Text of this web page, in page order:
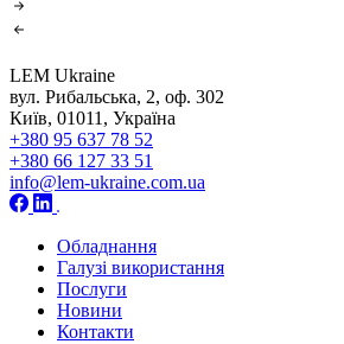
LEM Ukraine
вул. Рибальська, 2, оф. 302
Київ, 01011, Україна
+380 95 637 78 52
+380 66 127 33 51
info@lem-ukraine.com.ua
Обладнання
Галузі використання
Послуги
Новини
Контакти